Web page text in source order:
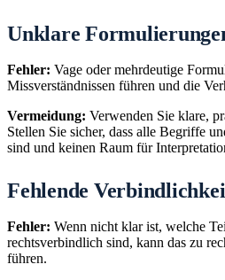
Unklare
Fehler: Vage oder mehrdeutige
Missverständnissen führen und die
Vermeidung: Verwenden Sie klare,
Stellen Sie sicher, dass alle Begriffe
sind und keinen Raum für
Fehlende
Fehler: Wenn nicht klar ist, welche
rechtsverbindlich sind, kann das zu
führen.